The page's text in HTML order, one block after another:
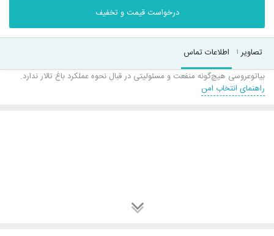
درخواست قیمت و تخفیف
تصاویر ۱ اطلاعات تماس
بیاتوعروسی هیچ‌گونه منفعت و مسئولیتی در قبال نحوه عملکرد باغ تالار ندارد.
راهنمای انتخاب امن